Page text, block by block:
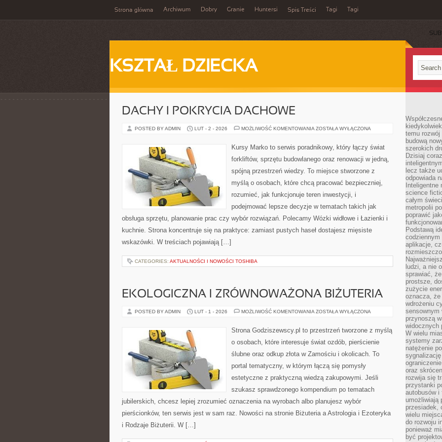
Strona główna Archiwum Dobry Granie Huntersi Spis Treści Tagi Tagi
KSZTAŁ DZIECKA
DACHY I POKRYCIA DACHOWE
POSTED BY ADMIN LUT - 2 - 2026 MOŻLIWOŚĆ KOMENTOWANIA DACHY
DACHOWE
ZOSTAŁA WYŁĄCZONA
Kursy Marko to serwis poradnikowy, który łączy świat
forkliftów, sprzętu budowlanego oraz renowacji w jedną,
spójną przestrzeń wiedzy. To miejsce stworzone z
myślą o osobach, które chcą pracować bezpieczniej,
rozumieć, jak funkcjonuje teren inwestycji, i
podejmować lepsze decyzje w tematach takich jak
obsługa sprzętu, planowanie prac czy wybór rozwiązań. Polecamy Wózki widłowe i Łazienki i
kuchnie. Strona koncentruje się na praktyce: zamiast pustych haseł dostajesz mięsiste
wskazówki. W treściach pojawiają […]
CATEGORIES: AKTUALNOŚCI I NOWOŚCI TOSHIBA
EKOLOGICZNA I ZRÓWNOWAŻONA BIŻUTERIA
POSTED BY ADMIN LUT - 1 - 2026 MOŻLIWOŚĆ KOMENTOWANIA EKOLOGICZNA
BIŻUTERIA
ZOSTAŁA WYŁĄCZONA
Strona Godziszewscy.pl to przestrzeń tworzone z myślą
o osobach, które interesuje świat ozdób, pierścienie
ślubne oraz odkup złota w Zamościu i okolicach. To
portal tematyczny, w którym łączą się pomysły
estetyczne z praktyczną wiedzą zakupowymi. Jeśli
szukasz sprawdzonego kompendium po tematach
jubilerskich, chcesz lepiej zrozumieć oznaczenia na wyrobach albo planujesz wybór
pierścionków, ten serwis jest w sam raz. Nowości na stronie Biżuteria a Astrologia i Ezoteryka
i Rodzaje Biżuterii. W […]
temu rozwój
budową
szerokich
Dzisiaj
lecz także
odpowiada
science
całym
metropolii
poprawić
Podstawą
codziennym
aplikacje,
ludzi, a nie
sprawiać,
prostsze,
zużycie
oznacza, że
wdrożeniu
sensownym
przynoszą
widocznych
W wielu
systemy
natężenie
oraz
rozwija się
przystanki
autobusów i
umożliwiają
przesiadek,
wielu
do rozwoju
ponieważ
być